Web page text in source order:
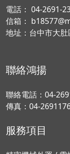
電話： 04-2691-
信箱：
地址： 台中市大
聯絡鴻揚
聯絡電話： 04-
傳真：04-
服務項目